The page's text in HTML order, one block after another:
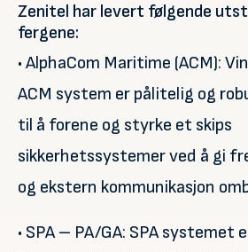
Zenitel har levert følgende
fergene:
• AlphaCom Maritime (ACM):
ACM system er pålitelig og
til å forene og styrke et skips
sikkerhetssystemer ved å gi
og ekstern kommunikasjon
• SPA – PA/GA: SPA